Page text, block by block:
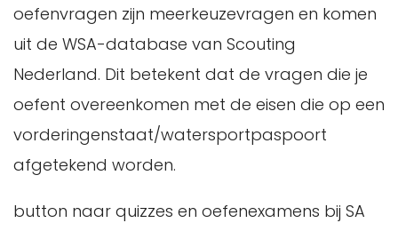
oefenvragen zijn meerkeuzevragen en komen
uit de WSA-database van Scouting
Nederland. Dit betekent dat de vragen die je
oefent ​overeenkomen met de eisen die op een
vorderingenstaat/watersportpaspoort
afgetekend worden.
button naar quizzes en oefenexamens bij SA